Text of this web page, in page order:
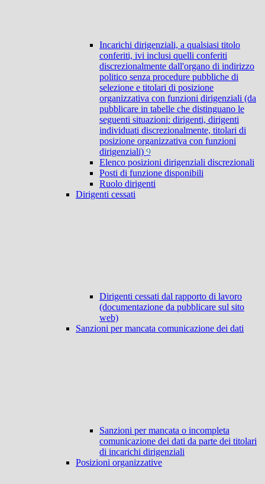
Incarichi dirigenziali, a qualsiasi titolo
conferiti, ivi inclusi quelli conferiti
discrezionalmente dall'organo di indirizzo
politico senza procedure pubbliche di
selezione e titolari di posizione
organizzativa con funzioni dirigenziali (da
pubblicare in tabelle che distinguano le
seguenti situazioni: dirigenti, dirigenti
individuati discrezionalmente, titolari di
posizione organizzativa con funzioni
dirigenziali) 9
Elenco posizioni dirigenziali discrezionali
Posti di funzione disponibili
Ruolo dirigenti
Dirigenti cessati
Dirigenti cessati dal rapporto di lavoro
(documentazione da pubblicare sul sito
web)
Sanzioni per mancata comunicazione dei dati
Sanzioni per mancata o incompleta
comunicazione dei dati da parte dei titolari
di incarichi dirigenziali
Posizioni organizzative